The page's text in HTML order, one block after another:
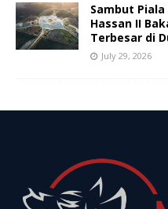
Sambut Piala
Hassan II
Terbesar di
July 29, 2026